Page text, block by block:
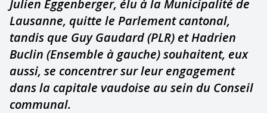
Julien Eggenberger, élu à la Municipalité de
Lausanne, quitte le Parlement cantonal,
tandis que Guy Gaudard (PLR) et Hadrien
Buclin (Ensemble à gauche) souhaitent, eux
aussi, se concentrer sur leur engagement
dans la capitale vaudoise au sein du Conseil
communal.